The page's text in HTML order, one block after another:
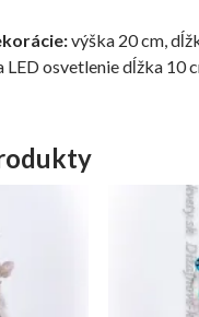
výška 20 cm,
LED osvetlenie dĺžka 10